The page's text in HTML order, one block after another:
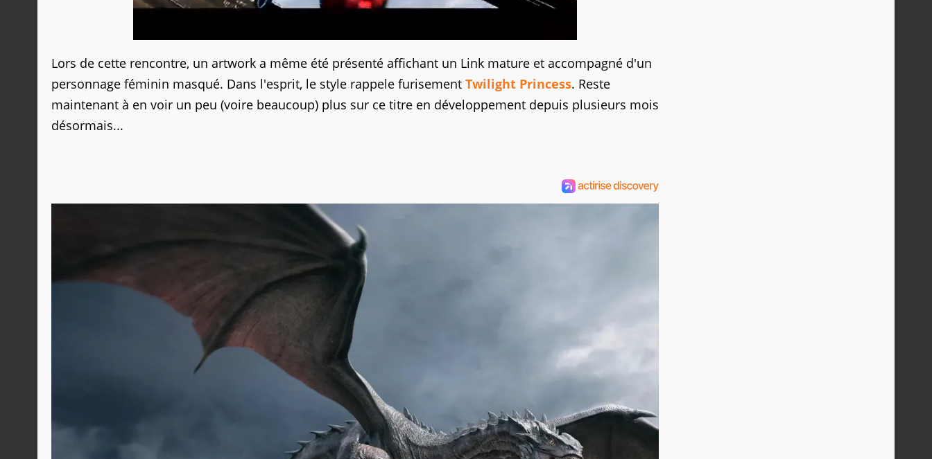
Lors de cette rencontre, un artwork a même été présenté affichant un Link mature et accompagné d'un
personnage féminin masqué. Dans l'esprit, le style rappele furisement Twilight Princess. Reste
maintenant à en voir un peu (voire beaucoup) plus sur ce titre en développement depuis plusieurs mois
désormais...